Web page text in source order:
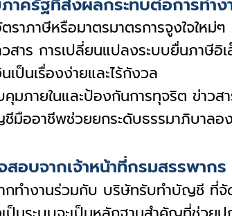
าภาษีหรือมาตรมาตรการจูงใจให
สาร การเปลี่ยนแปลงระบบยื่นภาษี
เป็นเรื่องง่ายและไร้กังวล
ายในและป้องกันการทุจริต ข่าวส
มืออาชีพช่วยยกระดับธรรมาภิบา
อบจากเจ้าหน้าที่กรมสรรพากร
ทำงานร่วมกับ บริษัทรับทำบัญชี ที่จั